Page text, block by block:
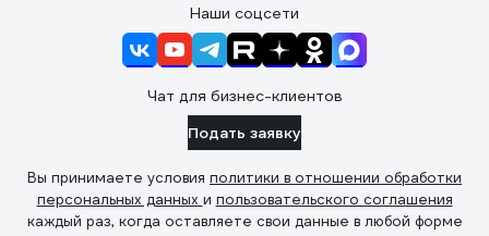
Наши соцсети
Чат для бизнес-клиентов
Подать заявку
Вы принимаете условия политики в отношении обработки
персональных данных и пользовательского соглашения
каждый раз, когда оставляете свои данные в любой форме